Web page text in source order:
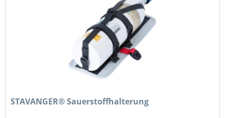
STAVANGER® Sauerstoffhalterung